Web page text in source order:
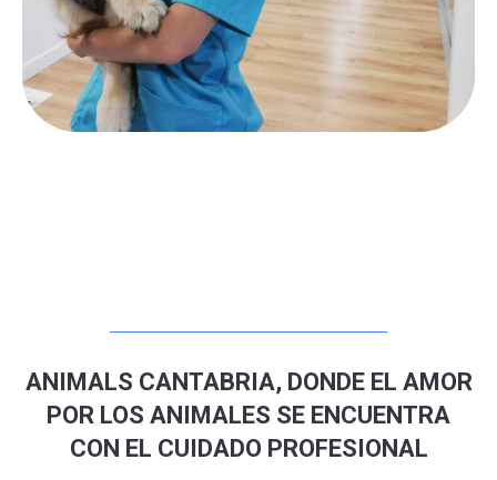
ANIMALS CANTABRIA, DONDE EL AMOR
POR LOS ANIMALES SE ENCUENTRA
CON EL CUIDADO PROFESIONAL